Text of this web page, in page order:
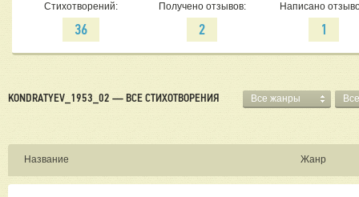
Стихотворений:
36
Получено отзывов:
2
Написано
1
KONDRATYEV_1953_02 — ВСЕ СТИХОТВОРЕНИЯ Все жанры
Название Жанр